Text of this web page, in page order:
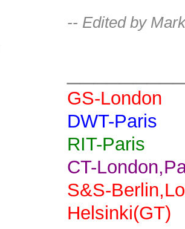
-- Edited by
GS-London
DWT-Paris
RIT-Paris
CT-
S&S-
Helsinki(GT)